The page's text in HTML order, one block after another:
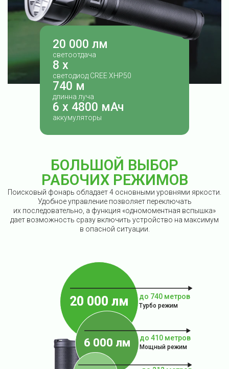
20 000 лм
светоотдача
8 x
светодиод CREE XHP50
740 м
длинна луча
6 x 4800 мАч
аккумуляторы
БОЛЬШОЙ ВЫБОР
РАБОЧИХ РЕЖИМОВ
Поисковый фонарь обладает 4 основными уровнями яркости.
Удобное управление позволяет переключать
их последовательно, а функция «одномоментная вспышка»
дает возможность сразу включить устройство на максимум
в опасной ситуации.
20 000 лм до 740 метров
Турбо режим
6 000 лм до 410 метров
Мощный режим